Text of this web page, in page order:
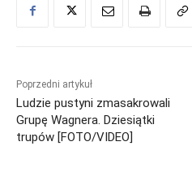
Poprzedni artykuł
Ludzie pustyni zmasakrowali
Grupę Wagnera. Dziesiątki
trupów [FOTO/VIDEO]